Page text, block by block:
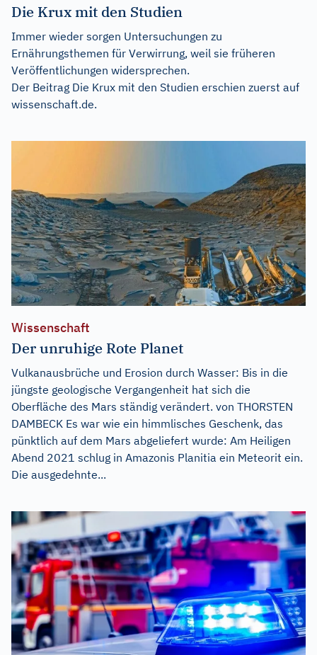
Die Krux mit den Studien
Immer wieder sorgen Untersuchungen zu
Ernährungsthemen für Verwirrung, weil sie früheren
Veröffentlichungen widersprechen.
Der Beitrag Die Krux mit den Studien erschien zuerst auf
wissenschaft.de.
Wissenschaft
Der unruhige Rote Planet
Vulkanausbrüche und Erosion durch Wasser: Bis in die
jüngste geologische Vergangenheit hat sich die
Oberfläche des Mars ständig verändert. von THORSTEN
DAMBECK Es war wie ein himmlisches Geschenk, das
pünktlich auf dem Mars abgeliefert wurde: Am Heiligen
Abend 2021 schlug in Amazonis Planitia ein Meteorit ein.
Die ausgedehnte...